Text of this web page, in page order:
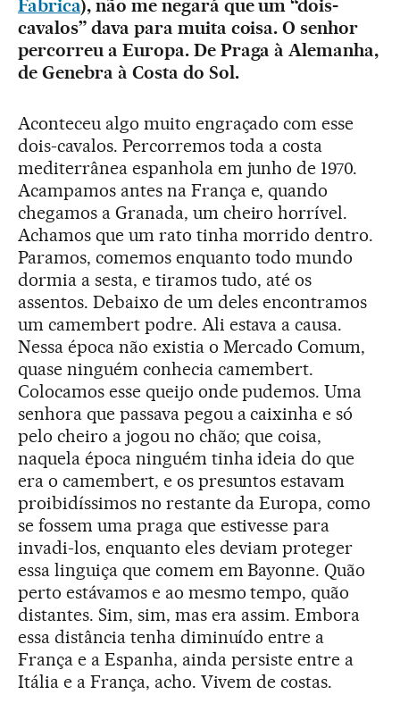
Fabrica), não me negará que um “dois-
cavalos” dava para muita coisa. O senhor
percorreu a Europa. De Praga à Alemanha,
de Genebra à Costa do Sol.
Aconteceu algo muito engraçado com esse
dois-cavalos. Percorremos toda a costa
mediterrânea espanhola em junho de 1970.
Acampamos antes na França e, quando
chegamos a Granada, um cheiro horrível.
Achamos que um rato tinha morrido dentro.
Paramos, comemos enquanto todo mundo
dormia a sesta, e tiramos tudo, até os
assentos. Debaixo de um deles encontramos
um camembert podre. Ali estava a causa.
Nessa época não existia o Mercado Comum,
quase ninguém conhecia camembert.
Colocamos esse queijo onde pudemos. Uma
senhora que passava pegou a caixinha e só
pelo cheiro a jogou no chão; que coisa,
naquela época ninguém tinha ideia do que
era o camembert, e os presuntos estavam
proibidíssimos no restante da Europa, como
se fossem uma praga que estivesse para
invadi-los, enquanto eles deviam proteger
essa linguiça que comem em Bayonne. Quão
perto estávamos e ao mesmo tempo, quão
distantes. Sim, sim, mas era assim. Embora
essa distância tenha diminuído entre a
França e a Espanha, ainda persiste entre a
Itália e a França, acho. Vivem de costas.